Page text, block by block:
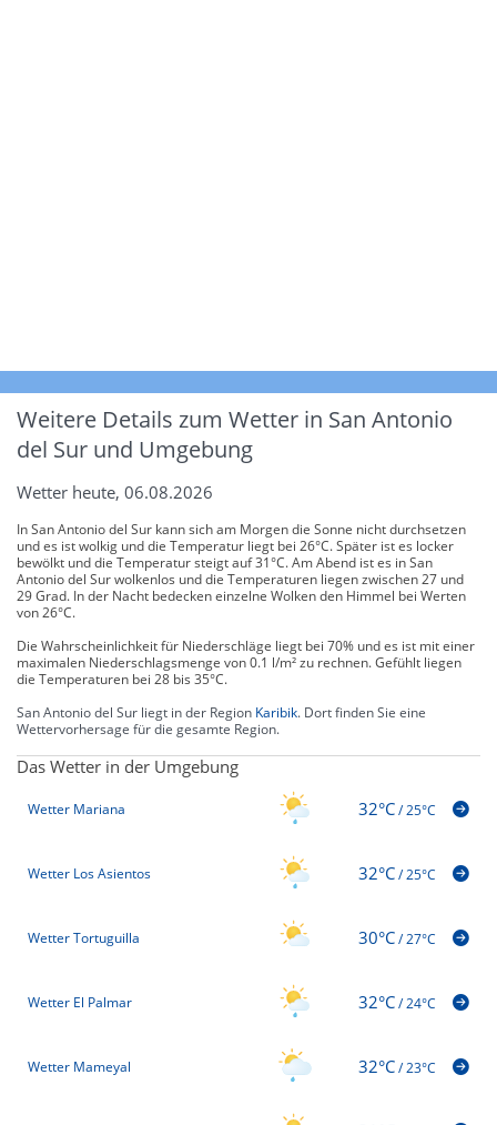
Weitere Details zum Wetter in San Antonio
del Sur und Umgebung
Wetter heute, 06.08.2026
In San Antonio del Sur kann sich am Morgen die Sonne nicht durchsetzen
und es ist wolkig und die Temperatur liegt bei 26°C. Später ist es locker
bewölkt und die Temperatur steigt auf 31°C. Am Abend ist es in San
Antonio del Sur wolkenlos und die Temperaturen liegen zwischen 27 und
29 Grad. In der Nacht bedecken einzelne Wolken den Himmel bei Werten
von 26°C.
Die Wahrscheinlichkeit für Niederschläge liegt bei 70% und es ist mit einer
maximalen Niederschlagsmenge von 0.1 l/m² zu rechnen. Gefühlt liegen
die Temperaturen bei 28 bis 35°C.
San Antonio del Sur liegt in der Region Karibik. Dort finden Sie eine
Wettervorhersage für die gesamte Region.
Das Wetter in der Umgebung
Wetter Mariana 32°C/25°C
Wetter Los Asientos 32°C/25°C
Wetter Tortuguilla 30°C/27°C
Wetter El Palmar 32°C/24°C
Wetter Mameyal 32°C/23°C